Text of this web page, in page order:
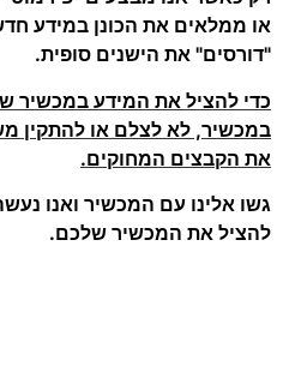
או ממלאים את הכונן במידע
"דורסים" את הישנים סופית.
כדי להציל את המידע
במכשיר, לא לצלם או להתקין
את הקבצים המחוקים.
גשו אלינו עם המכשיר ואנו
להציל את המכשיר שלכם.